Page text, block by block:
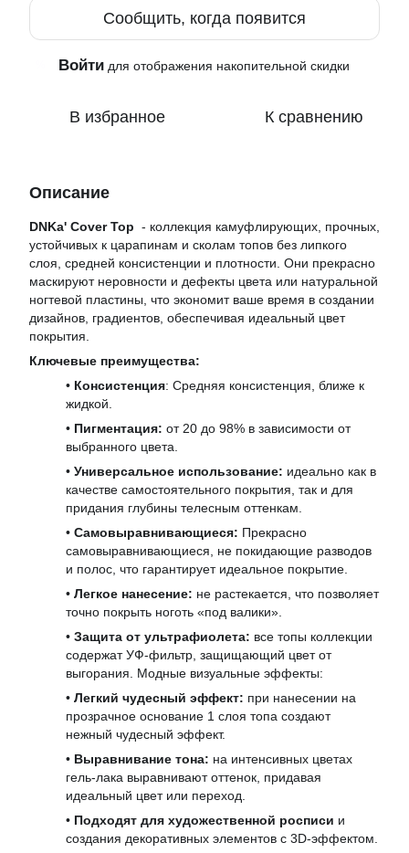
Сообщить, когда появится
Войти для отображения накопительной скидки
В избранное К сравнению
Описание
DNKa' Cover Top - коллекция камуфлирующих, прочных,
устойчивых к царапинам и сколам топов без липкого
слоя, средней консистенции и плотности. Они прекрасно
маскируют неровности и дефекты цвета или натуральной
ногтевой пластины, что экономит ваше время в создании
дизайнов, градиентов, обеспечивая идеальный цвет
покрытия.
Ключевые преимущества:
• Консистенция: Средняя консистенция, ближе к
жидкой.
• Пигментация: от 20 до 98% в зависимости от
выбранного цвета.
• Универсальное использование: идеально как в
качестве самостоятельного покрытия, так и для
придания глубины телесным оттенкам.
• Самовыравнивающиеся: Прекрасно
самовыравнивающиеся, не покидающие разводов
и полос, что гарантирует идеальное покрытие.
• Легкое нанесение: не растекается, что позволяет
точно покрыть ноготь «под валики».
• Защита от ультрафиолета: все топы коллекции
содержат УФ-фильтр, защищающий цвет от
выгорания. Модные визуальные эффекты:
• Легкий чудесный эффект: при нанесении на
прозрачное основание 1 слоя топа создают
нежный чудесный эффект.
• Выравнивание тона: на интенсивных цветах
гель-лака выравнивают оттенок, придавая
идеальный цвет или переход.
• Подходят для художественной росписи и
создания декоративных элементов с 3D-эффектом.